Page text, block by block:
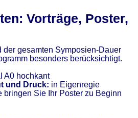
Vorträge, Poster,
der gesamten Symposien-Dauer
besonders berücksichtigt.
A0 hochkant
und Druck: in Eigenregie
bringen Sie Ihr Poster zu Beginn